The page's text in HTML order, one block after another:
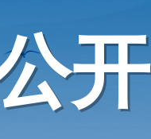
开